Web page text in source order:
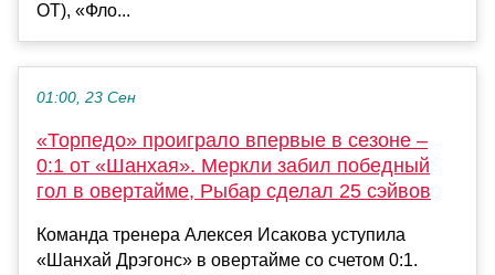
ОТ), «Фло...
01:00, 23 Сен
«Торпедо» проиграло впервые в сезоне –
0:1 от «Шанхая». Меркли забил победный
гол в овертайме, Рыбар сделал 25 сэйвов
Команда тренера Алексея Исакова уступила
«Шанхай Дрэгонс» в овертайме со счетом 0:1.